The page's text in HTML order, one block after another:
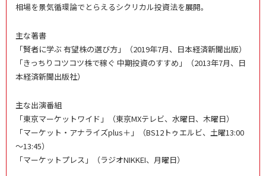
相場を景気循環論でとらえるシクリカル投資法を展開。
主な著書
「賢者に学ぶ 有望株の選び方」（2019年7月、日本経済新聞出版）
「きっちりコツコツ株で稼ぐ 中期投資のすすめ」（2013年7月、日
本経済新聞出版社）
主な出演番組
「東京マーケットワイド」（東京MXテレビ、水曜日、木曜日）
「マーケット・アナライズplus＋」（BS12トゥエルビ、土曜13:00
～13:45）
「マーケットプレス」（ラジオNIKKEI、月曜日）